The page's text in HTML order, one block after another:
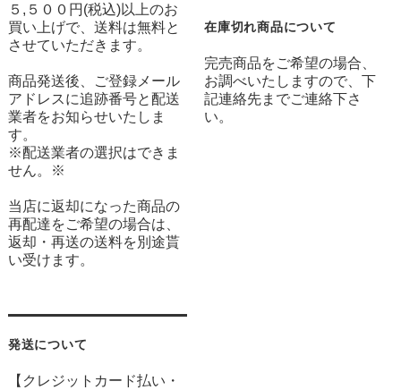
５,５００円(税込)以上のお
買い上げで、送料は無料と
させていただきます。
商品発送後、ご登録メール
アドレスに追跡番号と配送
業者をお知らせいたしま
す。
※配送業者の選択はできま
せん。※
当店に返却になった商品の
再配達をご希望の場合は、
返却・再送の送料を別途貰
い受けます。
発送について
【クレジットカード払い・
在庫切れ商品について
完売商品をご希望の場合、
お調べいたしますので、下
記連絡先までご連絡下さ
い。